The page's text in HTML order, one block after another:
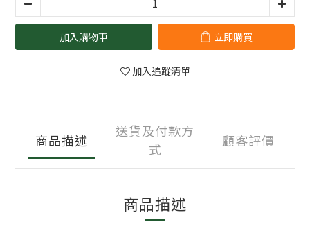
加入購物車 立即購買
加入追蹤清單
商品描述
送貨及付款方
式
顧客評價
商品描述